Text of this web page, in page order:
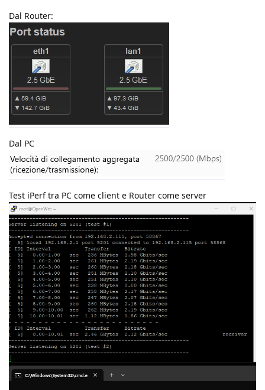
Dal Router:
Dal PC
Test iPerf tra PC come client e Router come server